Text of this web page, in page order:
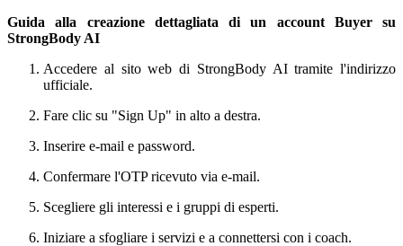
Guida alla creazione dettagliata di un account Buyer su
StrongBody AI
Accedere al sito web di StrongBody AI tramite l'indirizzo
ufficiale.
Fare clic su "Sign Up" in alto a destra.
Inserire e-mail e password.
Confermare l'OTP ricevuto via e-mail.
Scegliere gli interessi e i gruppi di esperti.
Iniziare a sfogliare i servizi e a connettersi con i coach.